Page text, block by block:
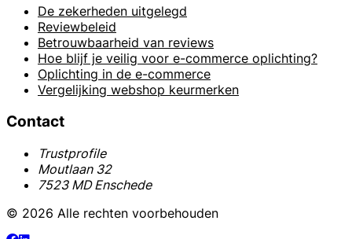
De zekerheden uitgelegd
Reviewbeleid
Betrouwbaarheid van reviews
Hoe blijf je veilig voor e-commerce oplichting?
Oplichting in de e-commerce
Vergelijking webshop keurmerken
Contact
Trustprofile
Moutlaan 32
7523 MD Enschede
© 2026 Alle rechten voorbehouden